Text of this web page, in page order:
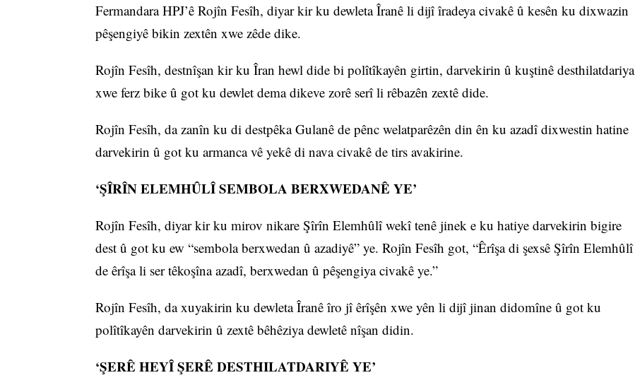
Fermandara HPJ’ê Rojîn Fesîh, diyar kir ku dewleta Îranê li dijî îradeya civakê û kesên ku dixwazin
pêşengiyê bikin zextên xwe zêde dike.
Rojîn Fesîh, destnîşan kir ku Îran hewl dide bi polîtîkayên girtin, darvekirin û kuştinê desthilatdariya
xwe ferz bike û got ku dewlet dema dikeve zorê serî li rêbazên zextê dide.
Rojîn Fesîh, da zanîn ku di destpêka Gulanê de pênc welatparêzên din ên ku azadî dixwestin hatine
darvekirin û got ku armanca vê yekê di nava civakê de tirs avakirine.
‘ŞÎRÎN ELEMHÛLÎ SEMBOLA BERXWEDANÊ YE’
Rojîn Fesîh, diyar kir ku mirov nikare Şîrîn Elemhûlî wekî tenê jinek e ku hatiye darvekirin bigire
dest û got ku ew “sembola berxwedan û azadiyê” ye. Rojîn Fesîh got, “Êrîşa di şexsê Şîrîn Elemhûlî
de êrîşa li ser têkoşîna azadî, berxwedan û pêşengiya civakê ye.”
Rojîn Fesîh, da xuyakirin ku dewleta Îranê îro jî êrîşên xwe yên li dijî jinan didomîne û got ku
polîtîkayên darvekirin û zextê bêhêziya dewletê nîşan didin.
‘ŞERÊ HEYÎ ŞERÊ DESTHILATDARIYÊ YE’